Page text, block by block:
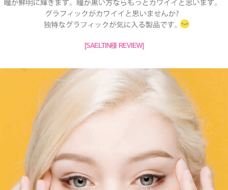
[SAELTIN様 REVIEW]